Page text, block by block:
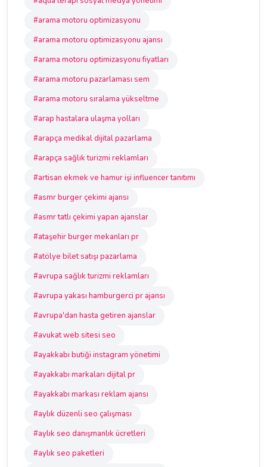
#arama motoru optimizasyonu
#arama motoru optimizasyonu ajansı
#arama motoru optimizasyonu fiyatları
#arama motoru pazarlaması sem
#arama motoru sıralama yükseltme
#arap hastalara ulaşma yolları
#arapça medikal dijital pazarlama
#arapça sağlık turizmi reklamları
#artisan ekmek ve hamur işi influencer tanıtımı
#asmr burger çekimi ajansı
#asmr tatlı çekimi yapan ajanslar
#ataşehir burger mekanları pr
#atölye bilet satışı pazarlama
#avrupa sağlık turizmi reklamları
#avrupa yakası hamburgerci pr ajansı
#avrupa'dan hasta getiren ajanslar
#avukat web sitesi seo
#ayakkabı butiği instagram yönetimi
#ayakkabı markaları dijital pr
#ayakkabı markası reklam ajansı
#aylık düzenli seo çalışması
#aylık seo danışmanlık ücretleri
#aylık seo paketleri